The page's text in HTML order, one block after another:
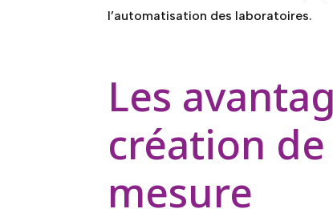
l’automatisation des laboratoires.
Les
création
mesure